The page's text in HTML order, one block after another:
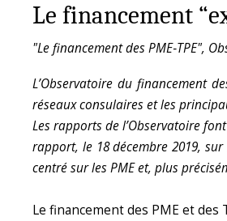
Le financement
"Le financement des PME‑TPE",
L’Observatoire du financement
réseaux consulaires et les
Les rapports de l’Observatoire
rapport, le 18 décembre 2019,
centré sur les PME et, plus
Le financement des PME et